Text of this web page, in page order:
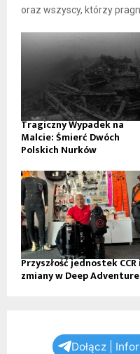
oraz wszyscy, którzy
Tragiczny Wypadek na
Malcie: Śmierć Dwóch
Polskich Nurków
Przyszłość jednostek CCR
zmiany w Deep
Dołącz |